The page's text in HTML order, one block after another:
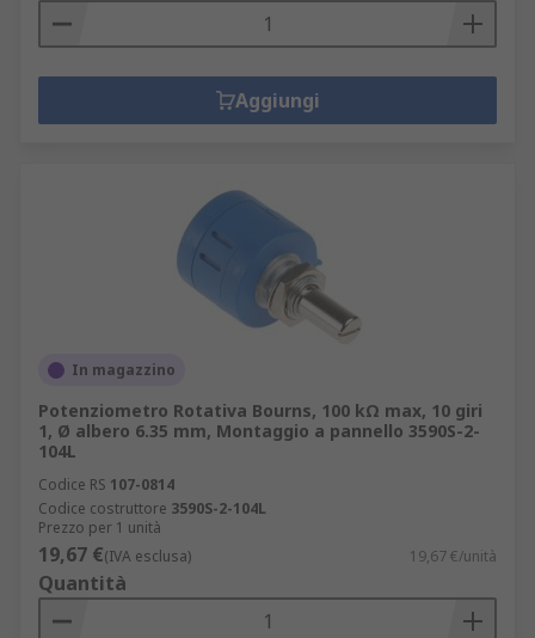
Aggiungi
In magazzino
Potenziometro Rotativa Bourns, 100 kΩ max, 10 giri
1, Ø albero 6.35 mm, Montaggio a pannello 3590S-2-
104L
Codice RS 107-0814
Codice costruttore 3590S-2-104L
Prezzo per 1 unità
19,67 €(IVA esclusa) 19,67 €/unità
Quantità